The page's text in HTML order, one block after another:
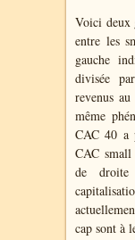
Voici deux
entre les
gauche
divisée
revenus
même
CAC 40 a
CAC
de droite
cap sont à